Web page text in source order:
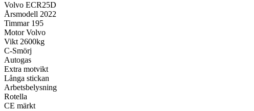
Volvo ECR25D
Årsmodell 2022
Timmar 195
Motor Volvo
Vikt 2600kg
C-Smörj
Autogas
Extra motvikt
Långa stickan
Arbetsbelysning
Rotella
CE märkt